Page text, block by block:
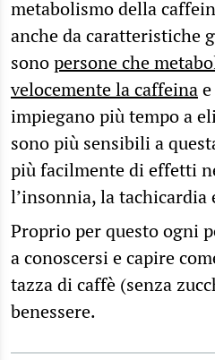
metabolismo della
anche da caratteristiche
sonopersone che
velocemente la caffeina
impiegano più tempo a
sono più sensibili a
più facilmente di effetti
l’insonnia, la tachicardia
Proprio per questo ogni
a conoscersi e capire
tazza di caffè (senza
benessere.